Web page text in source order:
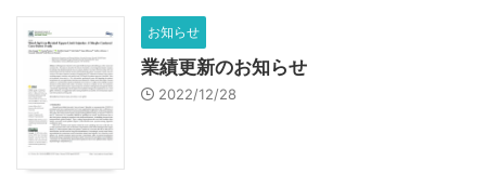
お知らせ
業績更新のお知らせ
2022/12/28